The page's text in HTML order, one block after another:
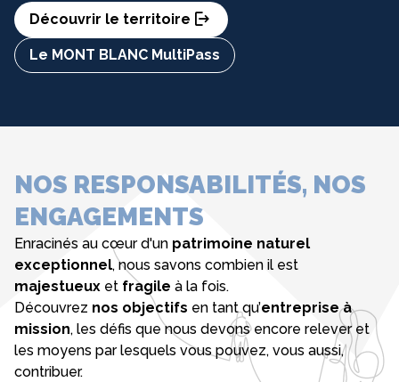
Découvrir le territoire
Le MONT BLANC MultiPass
NOS RESPONSABILITÉS, NOS
ENGAGEMENTS
Enracinés au cœur d'un patrimoine naturel
exceptionnel, nous savons combien il est
majestueux et fragile à la fois.
Découvrez nos objectifs en tant qu’entreprise à
mission, les défis que nous devons encore relever et
les moyens par lesquels vous pouvez, vous aussi,
contribuer.